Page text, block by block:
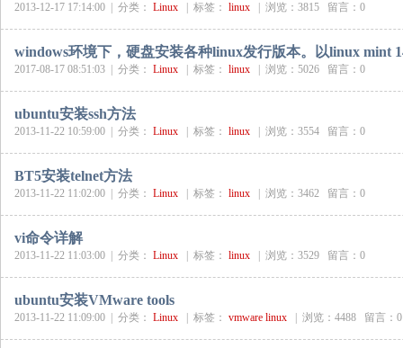
2013-12-17 17:14:00 | 分类： Linux 标签： linux 浏览：3815 留言：0
windows环境下，硬盘安装各种linux发行版本。以linux mint
2017-08-17 08:51:03 | 分类： Linux 标签： linux 浏览：5026 留言：0
ubuntu安装ssh方法
2013-11-22 10:59:00 | 分类： Linux 标签： linux 浏览：3554 留言：0
BT5安装telnet方法
2013-11-22 11:02:00 | 分类： Linux 标签： linux 浏览：3462 留言：0
vi命令详解
2013-11-22 11:03:00 | 分类： Linux 标签： linux 浏览：3529 留言：0
ubuntu安装VMware tools
2013-11-22 11:09:00 | 分类： Linux 标签： vmware linux 浏览：4488 留言：0